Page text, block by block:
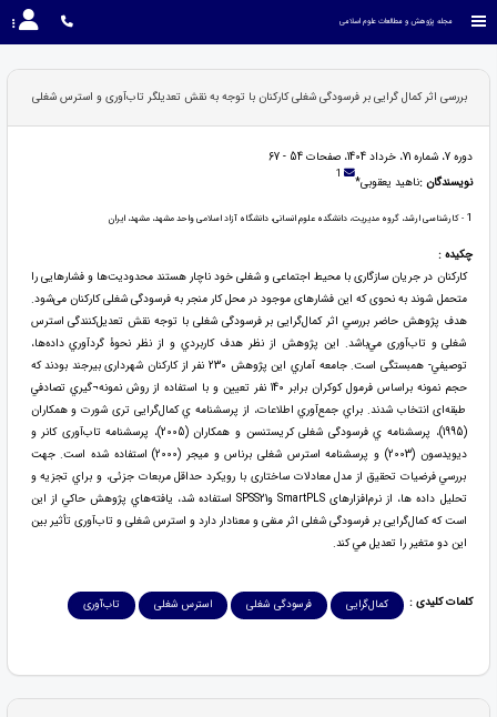
مجله پژوهش و مطالعات علوم اسلامی
بررسی اثر کمال گرایی بر فرسودگی شغلی کارکنان با توجه به نقش تعدیلگر تاب‌آوری و استرس شغلی
دوره 7، شماره 71، خرداد 1404، صفحات 54 - 67
نویسندگان :ناهید یعقوبی* 1
1 - کارشناسی ارشد، گروه مدیریت، دانشگده علوم انسانی، دانشگاه آزاد اسلامی واحد مشهد، مشهد، ایران
چکیده :
کارکنان در جریان سازگاری با محیط اجتماعی و شغلی خود ناچار هستند محدودیت‌ها و فشارهایی را
متحمل شوند به نحوی که این فشارهای موجود در محل کار منجر به فرسودگی شغلی کارکنان می‌شود.
هدف پژوهش حاضر بررسي اثر کمال‌گرایی بر فرسودگی شغلی با توجه نقش تعدیل‌کنندگی استرس
شغلی و تاب‌آوری مي‌باشد. اين پژوهش از نظر هدف کاربردي و از نظر نحوۀ گردآوري داده‌ها،
توصيفي- همبستگی است. جامعه آماري اين پژوهش 230 نفر از کارکنان شهرداری بیرجند بودند که
حجم نمونه براساس فرمول کوکران برابر 140 نفر تعیین و با استفاده از روش نمونه¬گيري تصادفي
طبقه‌ای انتخاب شدند. براي جمع‌آوري اطلاعات، از پرسشنامه ي کمال‌گرایی تری شورت و همکاران
(1995)، پرسشنامه ي فرسودگی شغلی کریستنسن و همکاران (2005)، پرسشنامه تاب‌آوری کانر و
دیویدسون (2003) و پرسشنامه استرس شغلی برناس و میجر (2000) استفاده شده است. جهت
بررسي فرضيات تحقيق از مدل معادلات ساختاری با رویکرد حداقل مربعات جزئی، و براي تجزيه و
تحليل داده ها، از نرم‌افزارهای SmartPLS وSPSS21 استفاده شد، يافته‌هاي پژوهش حاكي از اين
است كه کمال‌گرایی بر فرسودگی شغلی اثر منفی و معنادار دارد و استرس شغلی و تاب‌آوری تأثير بين
اين دو متغير را تعديل مي کند.
کلمات کلیدی : کمال‌گرایی فرسودگی شغلی استرس شغلی تاب‌آوری